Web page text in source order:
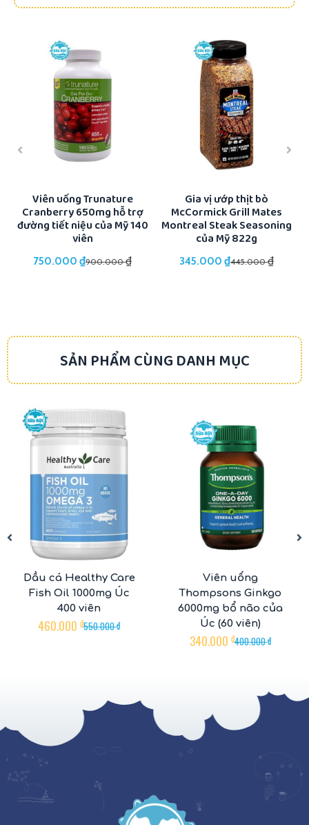
Viên uống Trunature
Cranberry 650mg hỗ trợ
đường tiết niệu của Mỹ 140
viên
900.000₫
750.000 ₫
Gia vị ướp thịt bò
McCormick Grill Mates
Montreal Steak Seasoning
của Mỹ 822g
445.000₫
345.000 ₫
SẢN PHẨM CÙNG DANH MỤC
-16%
Dầu cá Healthy Care
Fish Oil 1000mg Úc
400 viên
550.000₫
460.000 ₫
Viên uống
Thompsons Ginkgo
6000mg bổ não của
Úc (60 viên)
400.000₫
340.000 ₫